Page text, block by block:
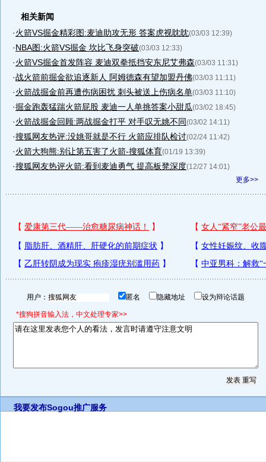
相关新闻
·火箭VS掘金精彩图:麦迪助攻无形 答案虎视眈眈(03/03 12:39)
·NBA图:火箭VS掘金 坎比飞身突破(03/03 12:33)
·火箭VS掘金首发阵容 麦迪双拳抵挡安东尼艾弗森(03/03 11:31)
·战火箭前掘金欲追逐新人 阿姆德森有望加盟丹佛(03/03 11:11)
·火箭战掘金前再遭伤病困扰 刺头被送上伤病名单(03/03 11:10)
·掘金跑轰猛踹火箭屁股 麦迪一人单挑答案小甜瓜(03/02 18:45)
·火箭战掘金回顾:两战掘金打平 对手叹无姚不同(03/02 14:11)
·搜狐网友热评:没姚哥就是不行 火箭应排队检讨(02/24 11:42)
·火箭大狗熊:别让第五害了火箭-搜狐体育(01/19 13:39)
·搜狐网友热评火箭:看到麦迪勇气 提高板凳深度(12/27 14:01)
更多>>
用户： 匿名 隐藏地址 设为辩论话题
*搜狗拼音输入法，中文处理专家>>
我要发布Sogou推广服务